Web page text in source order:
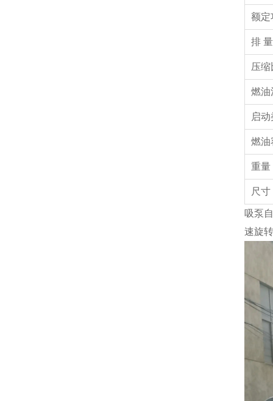
额定
排 量
压缩
燃油
启
燃
重
尺寸
吸泵
速旋